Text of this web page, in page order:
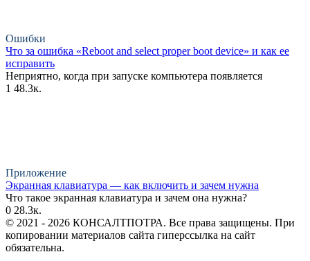
Ошибки
Что за ошибка «Reboot and select proper boot device» и как ее
исправить
Неприятно, когда при запуске компьютера появляется
1 48.3к.
Приложение
Экранная клавиатура — как включить и зачем нужна
Что такое экранная клавиатура и зачем она нужна?
0 28.3к.
© 2021 - 2026 КОНСАЛТПОТРА. Все права защищены. При
копировании материалов сайта гиперссылка на сайт
обязательна.